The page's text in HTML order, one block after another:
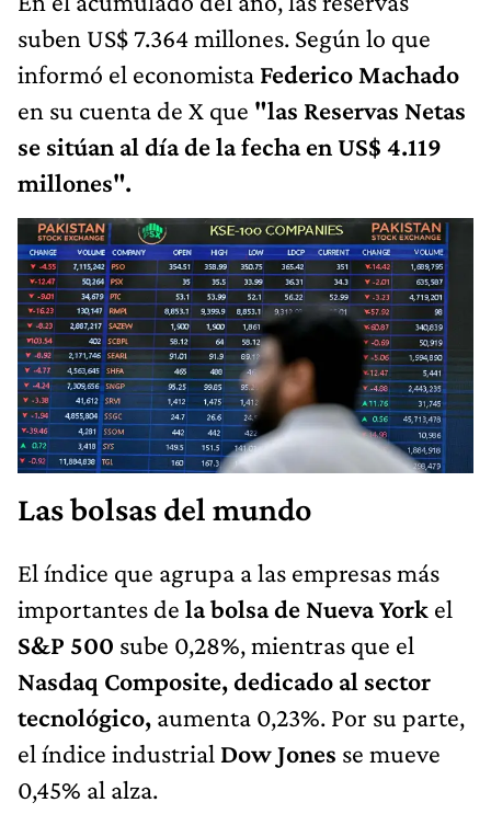
suben US$ 7.364 millones. Según lo que
informó el economista Federico Machado
en su cuenta de X que "las Reservas Netas
se sitúan al día de la fecha en US$ 4.119
millones".
Las bolsas del mundo
El índice que agrupa a las empresas más
importantes de la bolsa de Nueva York el
S&P 500 sube 0,28%, mientras que el
Nasdaq Composite, dedicado al sector
tecnológico, aumenta 0,23%. Por su parte,
el índice industrial Dow Jones se mueve
0,45% al alza.